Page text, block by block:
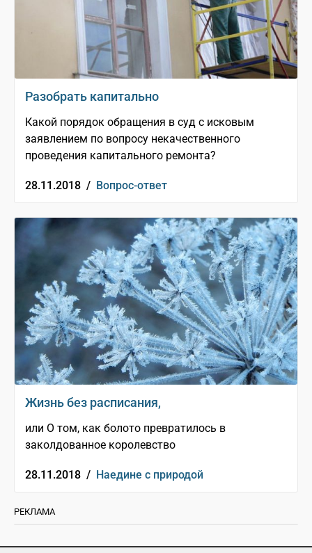
Разобрать капитально
Какой порядок обращения в суд с исковым
заявлением по вопросу некачественного
проведения капитального ремонта?
28.11.2018 / Вопрос-ответ
Жизнь без расписания,
или О том, как болото превратилось в
заколдованное королевство
28.11.2018 / Наедине с природой
РЕКЛАМА